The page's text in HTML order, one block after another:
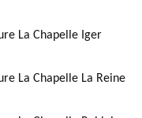
La Chapelle Iger
La Chapelle La Reine